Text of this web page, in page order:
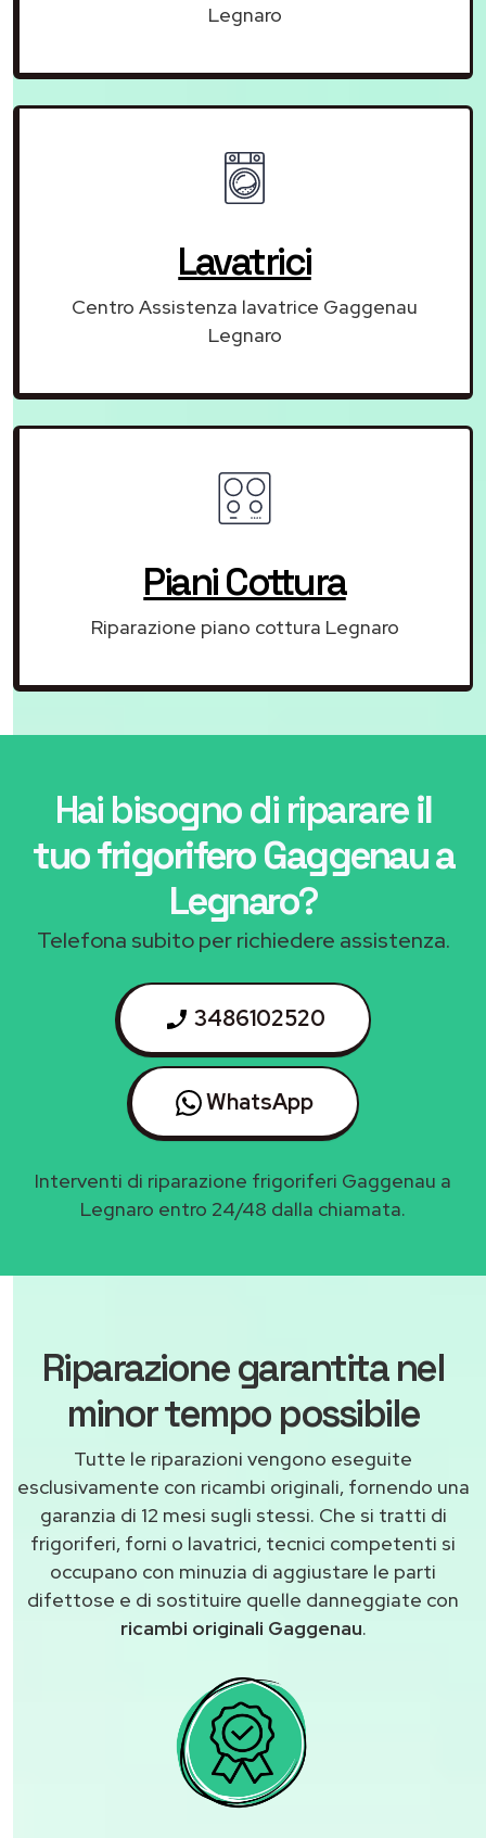
Legnaro
Lavatrici
Centro Assistenza lavatrice Gaggenau
Legnaro
Piani Cottura
Riparazione piano cottura Legnaro
Hai bisogno di riparareil
tuo frigorifero Gaggenau a
Legnaro?
Telefona subito per richiedere assistenza.
3486102520
WhatsApp
Interventi di riparazione frigoriferi Gaggenau a
Legnaro entro 24/48 dalla chiamata.
Riparazione garantita nel
minor tempo possibile
Tutte le riparazioni vengono eseguite
esclusivamente con ricambi originali, fornendo una
garanzia di 12 mesi sugli stessi. Che si tratti di
frigoriferi, forni o lavatrici, tecnici competenti si
occupano con minuzia di aggiustare le parti
difettose e di sostituire quelle danneggiate con
ricambi originali Gaggenau.